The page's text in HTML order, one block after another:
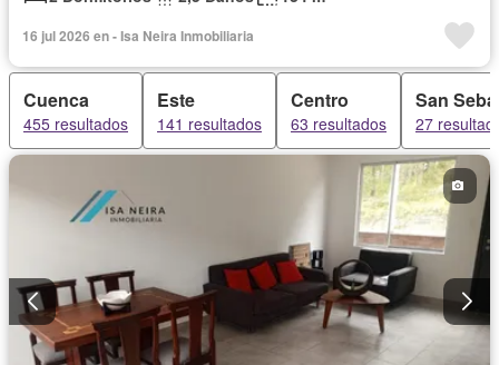
16 jul 2026 en - Isa Neira Inmobiliaria
Cuenca
455 resultados
Este
141 resultados
Centro
63 resultados
San
27